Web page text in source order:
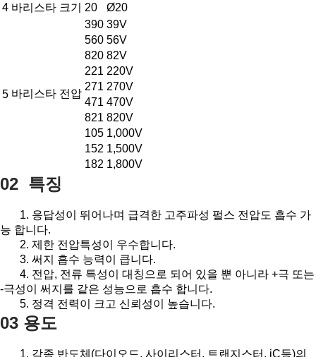
4 바리스타 크기 20 Ø20
5 바리스타 전압
390 39V
560 56V
820 82V
221 220V
271 270V
471 470V
821 820V
105 1,000V
152 1,500V
182 1,800V
02 특징
1. 응답성이 뛰어나며 급격한 고주파성 펄스 전압도 흡수 가
능 합니다.
2. 제한 전압특성이 우수합니다.
3. 써지 흡수 능력이 큽니다.
4. 전압, 전류 특성이 대칭으로 되어 있을 뿐 아니라 +극 또는
-극성이 써지를 같은 성능으로 흡수 합니다.
5. 정격 전력이 크고 신뢰성이 높습니다.
03 용도
1. 각종 반도체(다이오드, 사이리스터, 트랜지스터, iC등)의